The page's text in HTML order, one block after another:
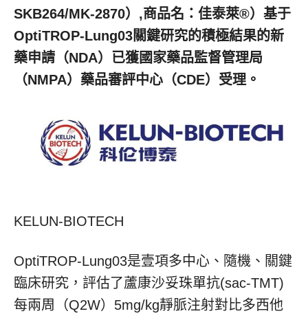
SKB264/MK-2870）,商品名：佳泰萊®）基于
OptiTROP-Lung03關鍵研究的積極結果的新
藥申請（NDA）已獲國家藥品監督管理局
（NMPA）藥品審評中心（CDE）受理。
KELUN-BIOTECH
OptiTROP-Lung03是壹項多中心、隨機、關鍵
臨床研究，評估了蘆康沙妥珠單抗(sac-TMT)
每兩周（Q2W）5mg/kg靜脈注射對比多西他